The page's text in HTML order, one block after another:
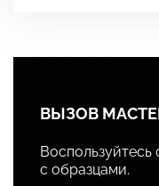
ВЫЗОВ
с образцами.